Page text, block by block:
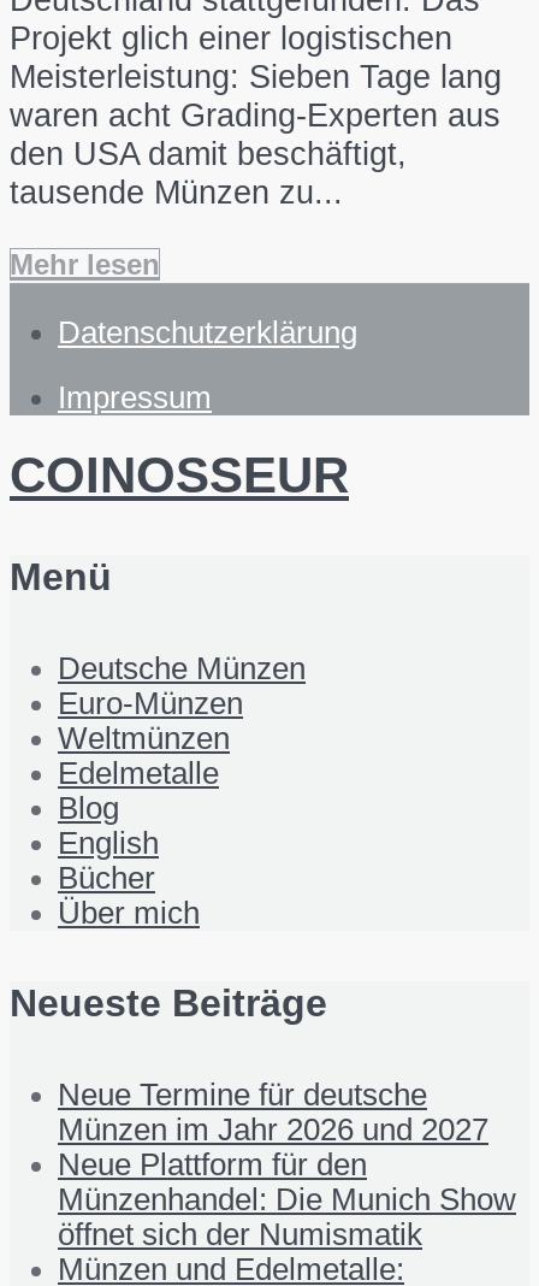
Projekt glich einer logistischen
Meisterleistung: Sieben Tage lang
waren acht Grading-Experten aus
den USA damit beschäftigt,
tausende Münzen zu...
Mehr lesen
Datenschutzerklärung
Impressum
COINOSSEUR
Menü
Deutsche Münzen
Euro-Münzen
Weltmünzen
Edelmetalle
Blog
English
Bücher
Über mich
Neueste Beiträge
Neue Termine für deutsche
Münzen im Jahr 2026 und 2027
Neue Plattform für den
Münzenhandel: Die Munich Show
öffnet sich der Numismatik
Münzen und Edelmetalle: